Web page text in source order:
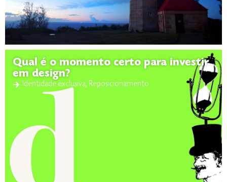
Qual é o momento certo para investir
em design?
Identidade exclusiva, Reposicionamento